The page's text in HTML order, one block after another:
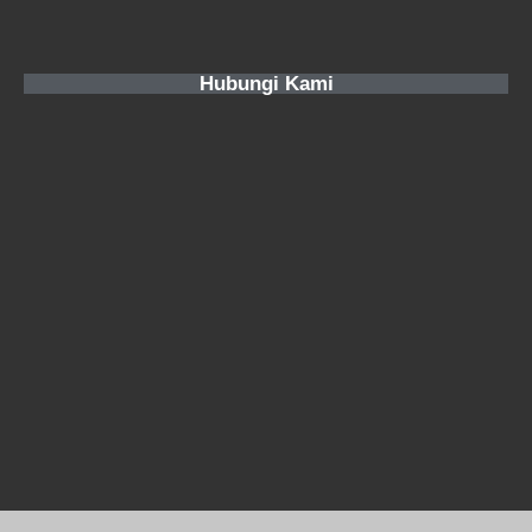
Hubungi Kami